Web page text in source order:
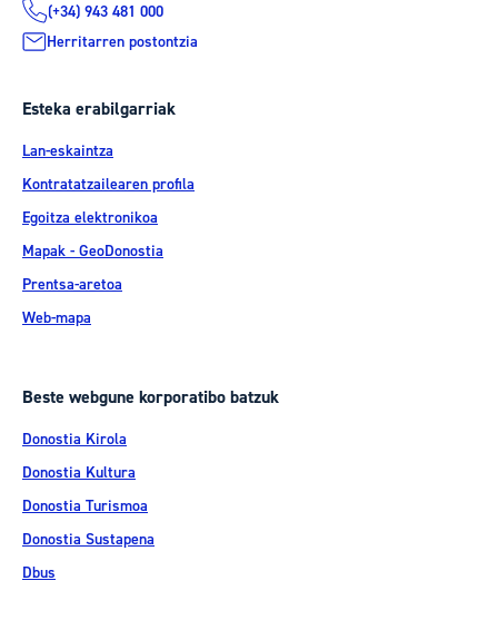
(+34) 943 481 000
Herritarren postontzia
Esteka erabilgarriak
Lan-eskaintza
Kontratatzailearen profila
Egoitza elektronikoa
Mapak - GeoDonostia
Prentsa-aretoa
Web-mapa
Beste webgune korporatibo batzuk
Donostia Kirola
Donostia Kultura
Donostia Turismoa
Donostia Sustapena
Dbus